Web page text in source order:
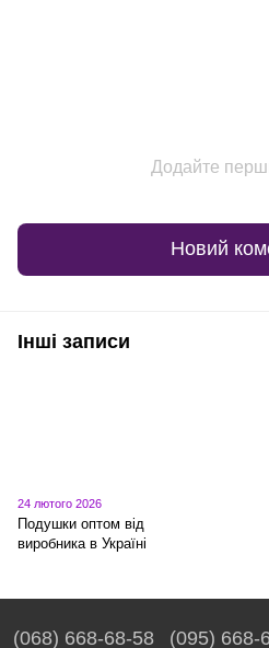
Додайте
Новий
Інші записи
24 лютого 2026
Подушки оптом від
виробника в Україні
(068) 668-68-58 (095) 668-